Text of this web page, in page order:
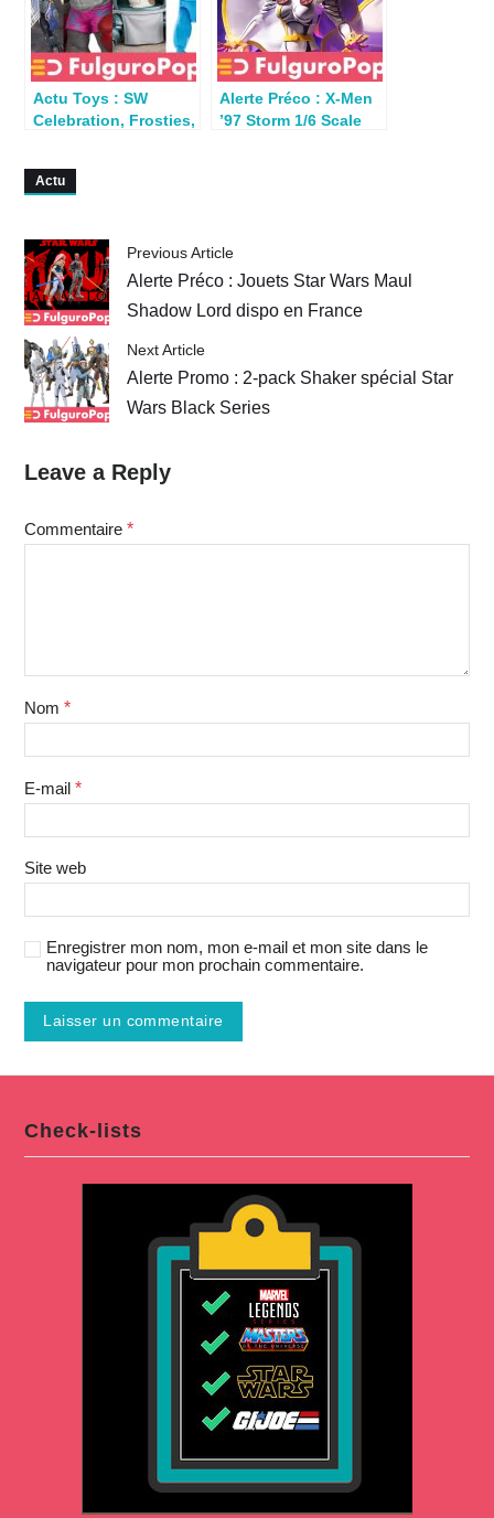
Actu Toys : SW
Celebration, Frosties,
Alchemist…
Alerte Préco : X-Men
’97 Storm 1/6 Scale
Actu
Previous Article
Alerte Préco : Jouets Star Wars Maul
Shadow Lord dispo en France
Next Article
Alerte Promo : 2-pack Shaker spécial Star
Wars Black Series
Leave a Reply
Commentaire *
Nom *
E-mail *
Site web
Enregistrer mon nom, mon e-mail et mon site dans le
navigateur pour mon prochain commentaire.
Check-lists